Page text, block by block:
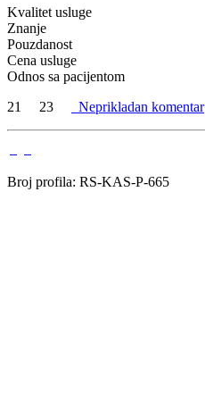
Kvalitet usluge
Znanje
Pouzdanost
Cena usluge
Odnos sa pacijentom
21
23 Neprikladan komentar
Broj profila: RS-KAS-P-665